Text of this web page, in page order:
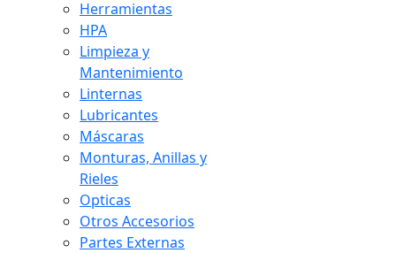
Herramientas
HPA
Limpieza y
Mantenimiento
Linternas
Lubricantes
Máscaras
Monturas, Anillas y
Rieles
Opticas
Otros Accesorios
Partes Externas